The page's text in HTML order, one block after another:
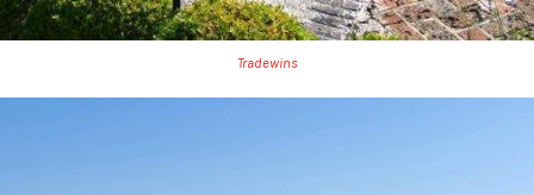
Tradewins